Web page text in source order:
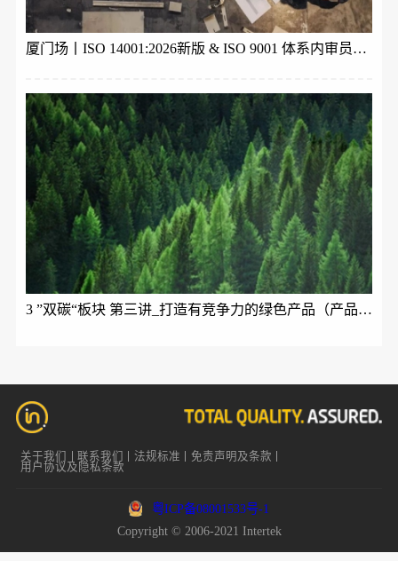
厦门场丨ISO 14001:2026新版 & ISO 9001 体系内审员培训
3 ”双碳“板块 第三讲_打造有竞争力的绿色产品（产品碳足迹ISO 14067与生命周期理论）
关于我们 联系我们 法规标准
免责声明及条款
用户协议及隐私条款
粤ICP备08001533号-1
Copyright © 2006-2021 Intertek